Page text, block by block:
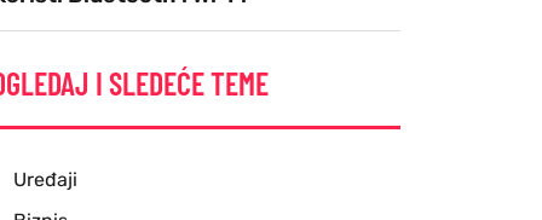
I SLEDEĆE TEME
Uređaji